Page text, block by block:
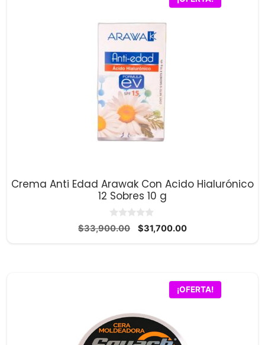
Crema Anti Edad Arawak Con Acido Hialurónico
12 Sobres 10 g
0
d
$33,900.00
El
$31,700.00El
¡OFERTA!